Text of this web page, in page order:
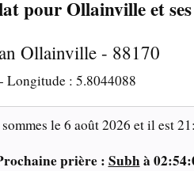
pour Ollainville et
Ollainville - 88170
- Longitude : 5.8044088
le6 août 2026 et il est
prière : Subhà